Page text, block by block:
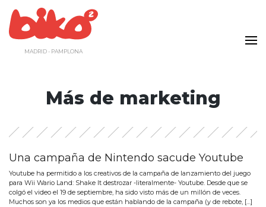
contenido
MADRID - PAMPLONA
Más de marketing
Una campaña de Nintendo sacude Youtube
Youtube ha permitido a los creativos de la campaña de lanzamiento del juego
para Wii Wario Land: Shake It destrozar -literalmente- Youtube. Desde que se
colgó el video el 19 de septiembre, ha sido visto más de un millón de veces.
Muchos son ya los medios que están hablando de la campaña (y de rebote, […]